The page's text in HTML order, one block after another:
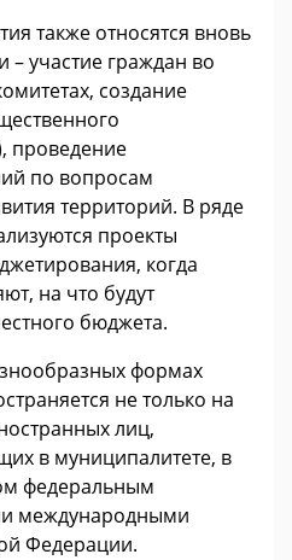
также относятся вновь
– участие граждан во
создание
проведение
по вопросам
территорий. В ряде
проекты
когда
на что будут
бюджета.
формах
не только на
лиц,
в муниципалитете, в
федеральным
международными
Федерации.